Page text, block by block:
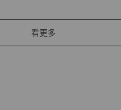
看更多